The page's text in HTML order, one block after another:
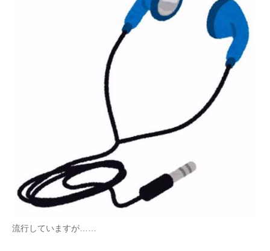
経営リーダーのコミュニティ
マーケ×ITの今がよく分かる
ITエンジニア向け専門サイト
企業向けIT製品の総合サイト
IT製品の技術・比較・事例
製造業のIT導入・活用を支援
流行していますが……